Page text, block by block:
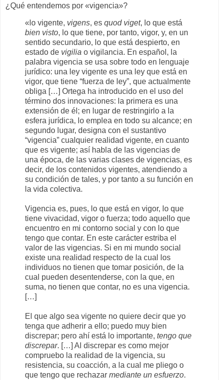
¿Qué entendemos por «vigencia»?
«lo vigente, vigens, es quod viget, lo que está
bien visto, lo que tiene, por tanto, vigor, y, en un
sentido secundario, lo que está despierto, en
estado de vigilia o vigilancia. En español, la
palabra vigencia se usa sobre todo en lenguaje
jurídico: una ley vigente es una ley que está en
vigor, que tiene “fuerza de ley”, que actualmente
obliga […] Ortega ha introducido en el uso del
término dos innovaciones: la primera es una
extensión de él; en lugar de restringirlo a la
esfera jurídica, lo emplea en todo su alcance; en
segundo lugar, designa con el sustantivo
“vigencia” cualquier realidad vigente, en cuanto
que es vigente; así habla de las vigencias de
una época, de las varias clases de vigencias, es
decir, de los contenidos vigentes, atendiendo a
su condición de tales, y por tanto a su función en
la vida colectiva.
Vigencia es, pues, lo que está en vigor, lo que
tiene vivacidad, vigor o fuerza; todo aquello que
encuentro en mi contorno social y con lo que
tengo que contar. En este carácter estriba el
valor de las vigencias. Si en mi mundo social
existe una realidad respecto de la cual los
individuos no tienen que tomar posición, de la
cual pueden desentenderse, con la que, en
suma, no tienen que contar, no es una vigencia.
[…]
El que algo sea vigente no quiere decir que yo
tenga que adherir a ello; puedo muy bien
discrepar; pero ahí está lo importante, tengo que
discrepar. […] Al discrepar es como mejor
compruebo la realidad de la vigencia, su
resistencia, su coacción, a la cual me pliego o
que tengo que rechazar mediante un esfuerzo.